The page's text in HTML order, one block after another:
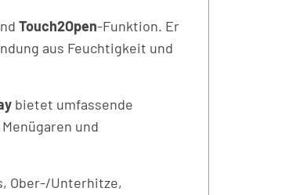
Touch2Open-Funktion. Er
aus Feuchtigkeit und
bietet umfassende
und
Ober-/Unterhitze,